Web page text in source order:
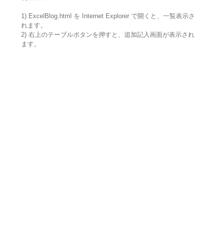
1) ExcelBlog.html を Internet Explorer で開くと、一覧表示さ
れます。
2) 右上のテーブルボタンを押すと、追加記入画面が表示され
ます。